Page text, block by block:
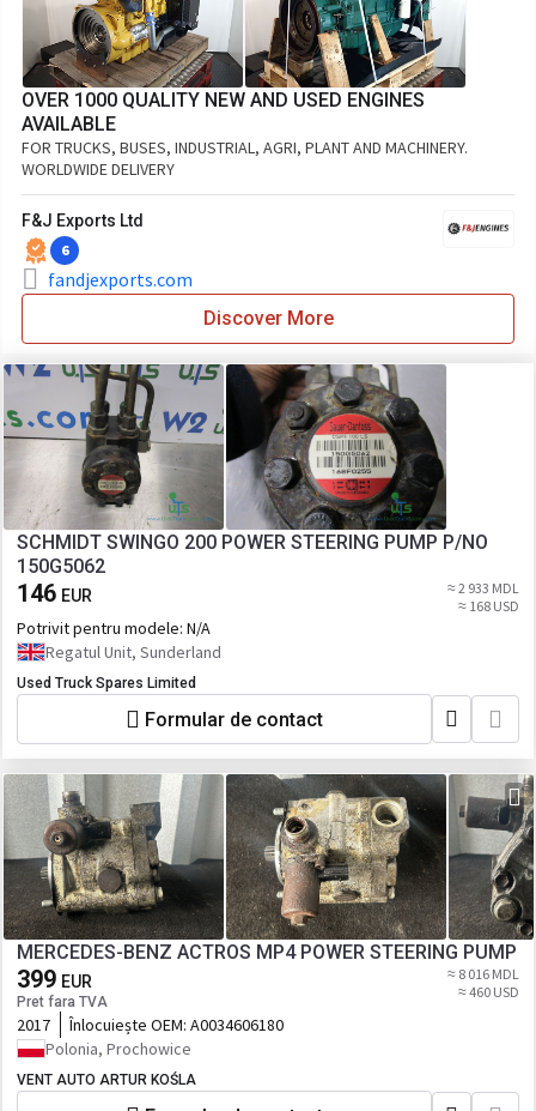
OVER 1000 QUALITY NEW AND USED ENGINES
AVAILABLE
FOR TRUCKS, BUSES, INDUSTRIAL, AGRI, PLANT AND MACHINERY.
WORLDWIDE DELIVERY
F&J Exports Ltd
6
fandjexports.com
Discover More
SCHMIDT SWINGO 200 POWER STEERING PUMP P/NO
150G5062
146 EUR
≈ 2 933 MDL
≈ 168 USD
Potrivit pentru modele: N/A
Regatul Unit, Sunderland
Used Truck Spares Limited
Formular de contact
MERCEDES-BENZ ACTROS MP4 POWER STEERING PUMP
399 EUR
Pret fara TVA
≈ 8 016 MDL
≈ 460 USD
2017 Înlocuiește OEM: A0034606180
Polonia, Prochowice
VENT AUTO ARTUR KOŚLA